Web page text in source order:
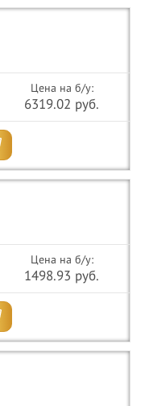
Цена на б/у:
6319.02 руб.
Цена на б/у:
1498.93 руб.